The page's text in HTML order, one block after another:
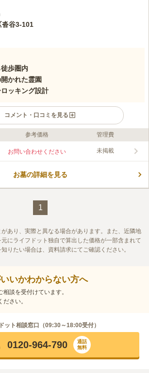
沓谷3-101
徒歩圏内
かれた霊園
ッキング設計
コメント・口コミを見る
メント
いる龍雲寺は曹洞宗のお寺です。 由緒あるお寺
安心してお任せできます。 広い駐車場もあり、車
評価されていません。
参考価格 管理費
お問い合わせください 未掲載
お墓の詳細を見る
1
あり、実際と異なる場合があります。また、近隣地
にライフドット独自で算出した価格が一部含まれて
りたい場合は、資料請求にてご確認ください。
いかわからない方へ
相談を受付けています。
さい。
ット相談窓口（09:30～18:00受付）
0120-964-790
通話
無料